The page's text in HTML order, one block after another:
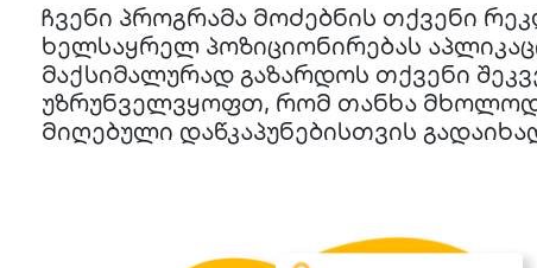
ჩვენი პროგრამა მოძებნის თქვენი
ხელსაყრელ პოზიციონირებას
მაქსიმალურად გაზარდოს თქვენი
უზრუნველვყოფთ, რომ თანხა
მიღებული დაწკაპუნებისთვის